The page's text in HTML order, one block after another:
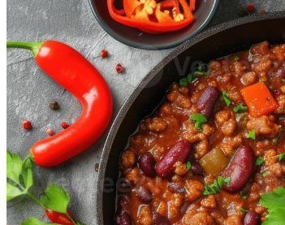
SVGs
Modelli
Vettori
Videos
Motion graphics
Immagini Editoriali
Eventi Editoriali